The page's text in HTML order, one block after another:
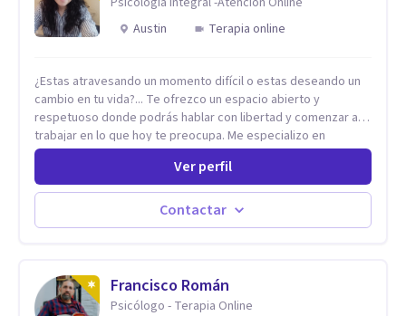
Austin
Terapia online
¿Estas atravesando un momento difícil o estas deseando un
cambio en tu vida?... Te ofrezco un espacio abierto y
respetuoso donde podrás hablar con libertad y comenzar a
trabajar en lo que hoy te preocupa. Me especializo en
Trastornos de Ansiedad y a lo largo de mi experiencia
profesional he acompañado a muchas Familias y Parejas con
distintas problemáticas como el manejo del estrés,
Autoestima, Gestión de la Ira, Depresión, Retos en la Crianza,
Codependencia, Celos, entre otros. Cuento con más de 12
Adolescentes y Adultos
Ver perfil
Contactar
Francisco Román
Psicólogo - Terapia Online